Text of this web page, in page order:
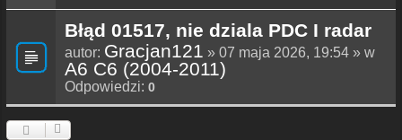
Błąd 01517, nie dziala PDC I radar
autor: Gracjan121 » 07 maja 2026, 19:54 » w
A6 C6 (2004-2011)
Odpowiedzi: 0